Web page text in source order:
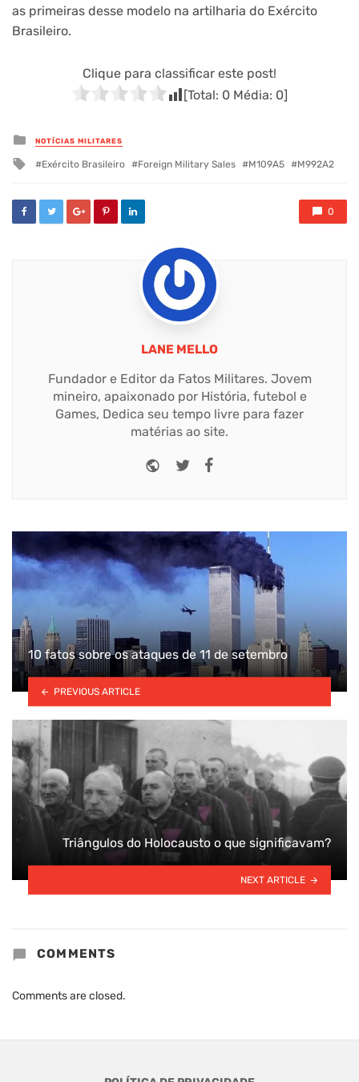
as primeiras desse modelo na artilharia do Exército
Brasileiro.
Clique para classificar este post!
[Total: 0 Média: 0]
Posted
in
NOTÍCIAS MILITARES
Tagged
Exército Brasileiro Foreign Military Sales M109A5 M992A2
0
LANE MELLO
Fundador e Editor da Fatos Militares. Jovem
mineiro, apaixonado por História, futebol e
Games, Dedica seu tempo livre para fazer
matérias ao site.
Website
Twitter
10 fatos sobre os ataques de 11 de setembro
PREVIOUS ARTICLE
Triângulos do Holocausto o que significavam?
NEXT ARTICLE
COMMENTS
Comments are closed.